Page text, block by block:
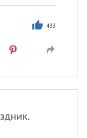
433